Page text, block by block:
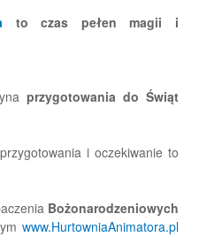
to czas pełen magii i
przygotowania do Świąt
i oczekiwanie to
Bożonarodzeniowych
www.HurtowniaAnimatora.pl